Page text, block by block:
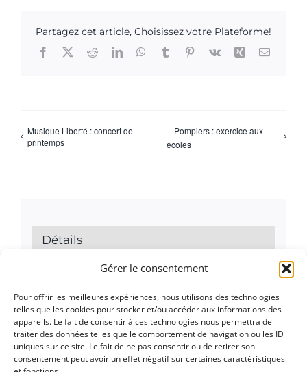
Gérer le consentement
Pour offrir les meilleures expériences, nous utilisons des technologies
telles que les cookies pour stocker et/ou accéder aux informations des
appareils. Le fait de consentir à ces technologies nous permettra de
traiter des données telles que le comportement de navigation ou les ID
uniques sur ce site. Le fait de ne pas consentir ou de retirer son
consentement peut avoir un effet négatif sur certaines caractéristiques
Partagez cet article, Choisissez votre Plateforme!
Facebook
X RedditLinkedInWhatsApp
TumblrPinterest
Vk Xing Email
Musique Liberté : concert de
printemps
Pompiers : exercice aux
écoles
Détails
11 juin